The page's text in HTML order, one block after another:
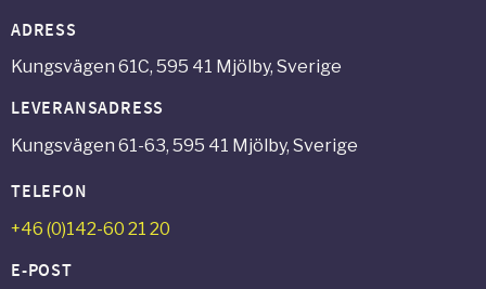
ADRESS
Kungsvägen 61C, 595 41 Mjölby, Sverige
LEVERANSADRESS
Kungsvägen 61-63, 595 41 Mjölby, Sverige
TELEFON
+46 (0)142-60 21 20
E-POST